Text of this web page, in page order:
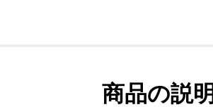
商品の説明